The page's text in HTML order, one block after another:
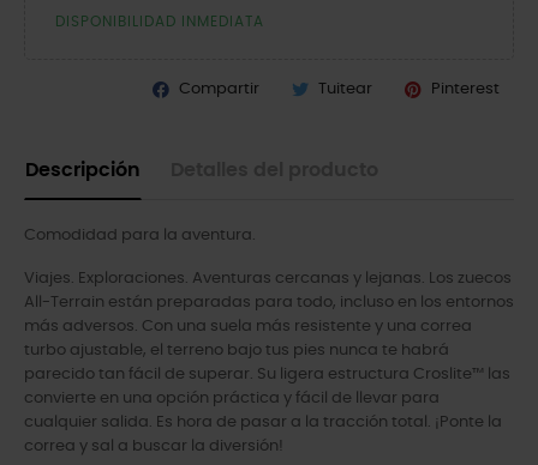
DISPONIBILIDAD INMEDIATA
Compartir Tuitear Pinterest
Descripción
Comodidad para la aventura.
Viajes. Exploraciones. Aventuras cercanas y lejanas. Los zuecos
All-Terrain están preparadas para todo, incluso en los entornos
más adversos. Con una suela más resistente y una correa
turbo ajustable, el terreno bajo tus pies nunca te habrá
parecido tan fácil de superar. Su ligera estructura Croslite™ las
convierte en una opción práctica y fácil de llevar para
cualquier salida. Es hora de pasar a la tracción total. ¡Ponte la
correa y sal a buscar la diversión!